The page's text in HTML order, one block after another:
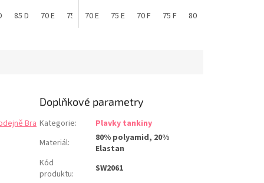
volnost.
85 D 70 E 75 E 80 E 85 E 65 F 70 F 75 F
PANACHE tabulka velikostí
70 E 75 E 70 F 75 F 80 F
Bra
Doplňkové parametry
Kategorie:
Plavky tankiny
Materiál:
80% polyamid, 20%
Elastan
Kód
produktu: SW2061